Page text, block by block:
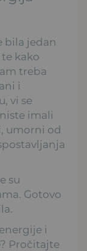
bila jedan
kako
treba
i
vi se
imali
umorni od
su
Gotovo
i
Pročitajte